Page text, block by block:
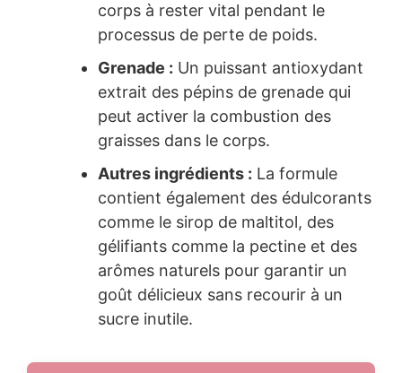
corps à rester vital pendant le
processus de perte de poids.
Grenade : Un puissant antioxydant
extrait des pépins de grenade qui
peut activer la combustion des
graisses dans le corps.
Autres ingrédients : La formule
contient également des édulcorants
comme le sirop de maltitol, des
gélifiants comme la pectine et des
arômes naturels pour garantir un
goût délicieux sans recourir à un
sucre inutile.